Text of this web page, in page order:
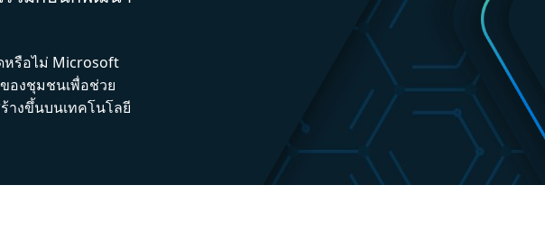
หรือไม่ Microsoft
องชุมชนเพื่อช่วย
างขึ้นบนเทคโนโลยี